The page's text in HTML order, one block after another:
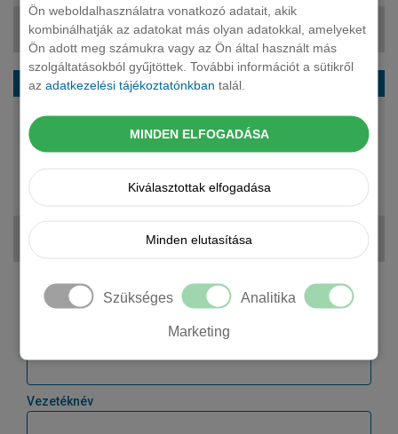
Ön weboldalhasználatra vonatkozó adatait, akik
kombinálhatják az adatokat más olyan adatokkal, amelyeket
Ön adott meg számukra vagy az Ön által használt más
szolgáltatásokból gyűjtöttek. További információt a sütikről
azadatkezelési tájékoztatónkban talál.
MINDEN ELFOGADÁSA
Kiválasztottak elfogadása
Minden elutasítása
Szükséges Analitika
Marketing
320 390 Ft + ÁFA
OMODA 9 suv 1.5 TGDI PHEV Black Edition DHT
plug-in hybrid
333 158 Ft + ÁFA
Kérjen tőlünk árajánlatot!
Vezetéknév